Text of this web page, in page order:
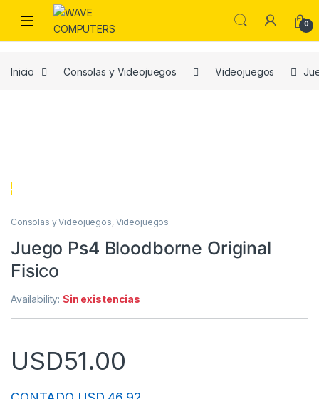
Skip to navigation
Skip to content
0
Inicio Consolas y Videojuegos Videojuegos
Consolas y Videojuegos, Videojuegos
Juego Ps4 Bloodborne Original
Fisico
Availability:Sin existencias
USD51.00